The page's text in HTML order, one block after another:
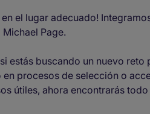
EUR45.000 por año
en el lugar adecuado!
Michael Page.
estás buscando un nuevo
en procesos de selección o
útiles, ahora encontrarás